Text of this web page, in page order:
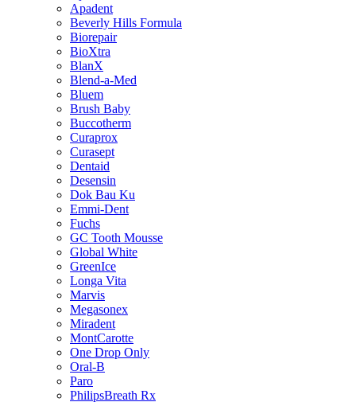
Apadent
Beverly Hills Formula
Biorepair
BioXtra
BlanX
Blend-a-Med
Bluem
Brush Baby
Buccotherm
Curaprox
Curasept
Dentaid
Desensin
Dok Bau Ku
Emmi-Dent
Fuchs
GC Tooth Mousse
Global White
GreenIce
Longa Vita
Marvis
Megasonex
Miradent
MontCarotte
One Drop Only
Oral-B
Paro
PhilipsBreath Rx